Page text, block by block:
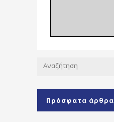
Πρόσφατα άρθρα